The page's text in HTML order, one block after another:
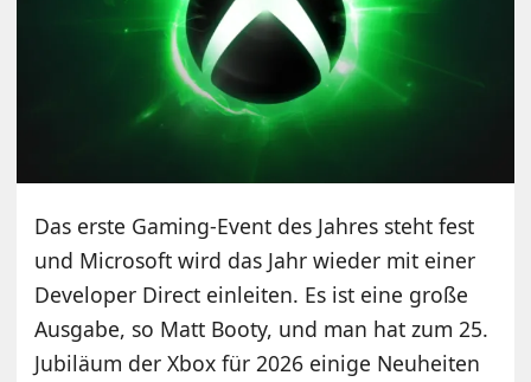
Das erste Gaming-Event des Jahres steht fest
und Microsoft wird das Jahr wieder mit einer
Developer Direct einleiten. Es ist eine große
Ausgabe, so Matt Booty, und man hat zum 25.
Jubiläum der Xbox für 2026 einige Neuheiten